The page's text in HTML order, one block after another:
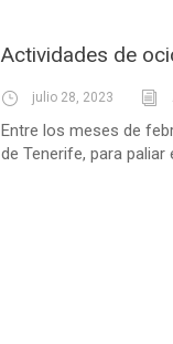
Actividades de
julio 28, 2023
Entre los meses de
de Tenerife, para